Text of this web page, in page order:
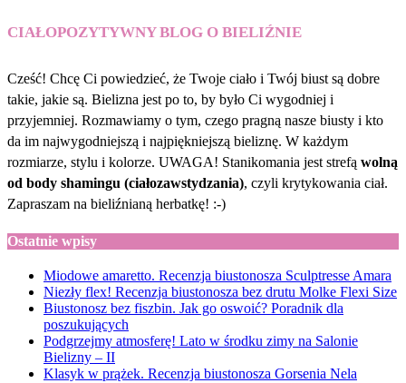
CIAŁOPOZYTYWNY BLOG O BIELIŹNIE
Cześć! Chcę Ci powiedzieć, że Twoje ciało i Twój biust są dobre
takie, jakie są. Bielizna jest po to, by było Ci wygodniej i
przyjemniej. Rozmawiamy o tym, czego pragną nasze biusty i kto
da im najwygodniejszą i najpiękniejszą bieliznę. W każdym
rozmiarze, stylu i kolorze. UWAGA! Stanikomania jest strefą wolną
od body shamingu (ciałozawstydzania), czyli krytykowania ciał.
Zapraszam na bieliźnianą herbatkę! :-)
Ostatnie wpisy
Miodowe amaretto. Recenzja biustonosza Sculptresse Amara
Niezły flex! Recenzja biustonosza bez drutu Molke Flexi Size
Biustonosz bez fiszbin. Jak go oswoić? Poradnik dla
poszukujących
Podgrzejmy atmosferę! Lato w środku zimy na Salonie
Bielizny – II
Klasyk w prążek. Recenzja biustonosza Gorsenia Nela